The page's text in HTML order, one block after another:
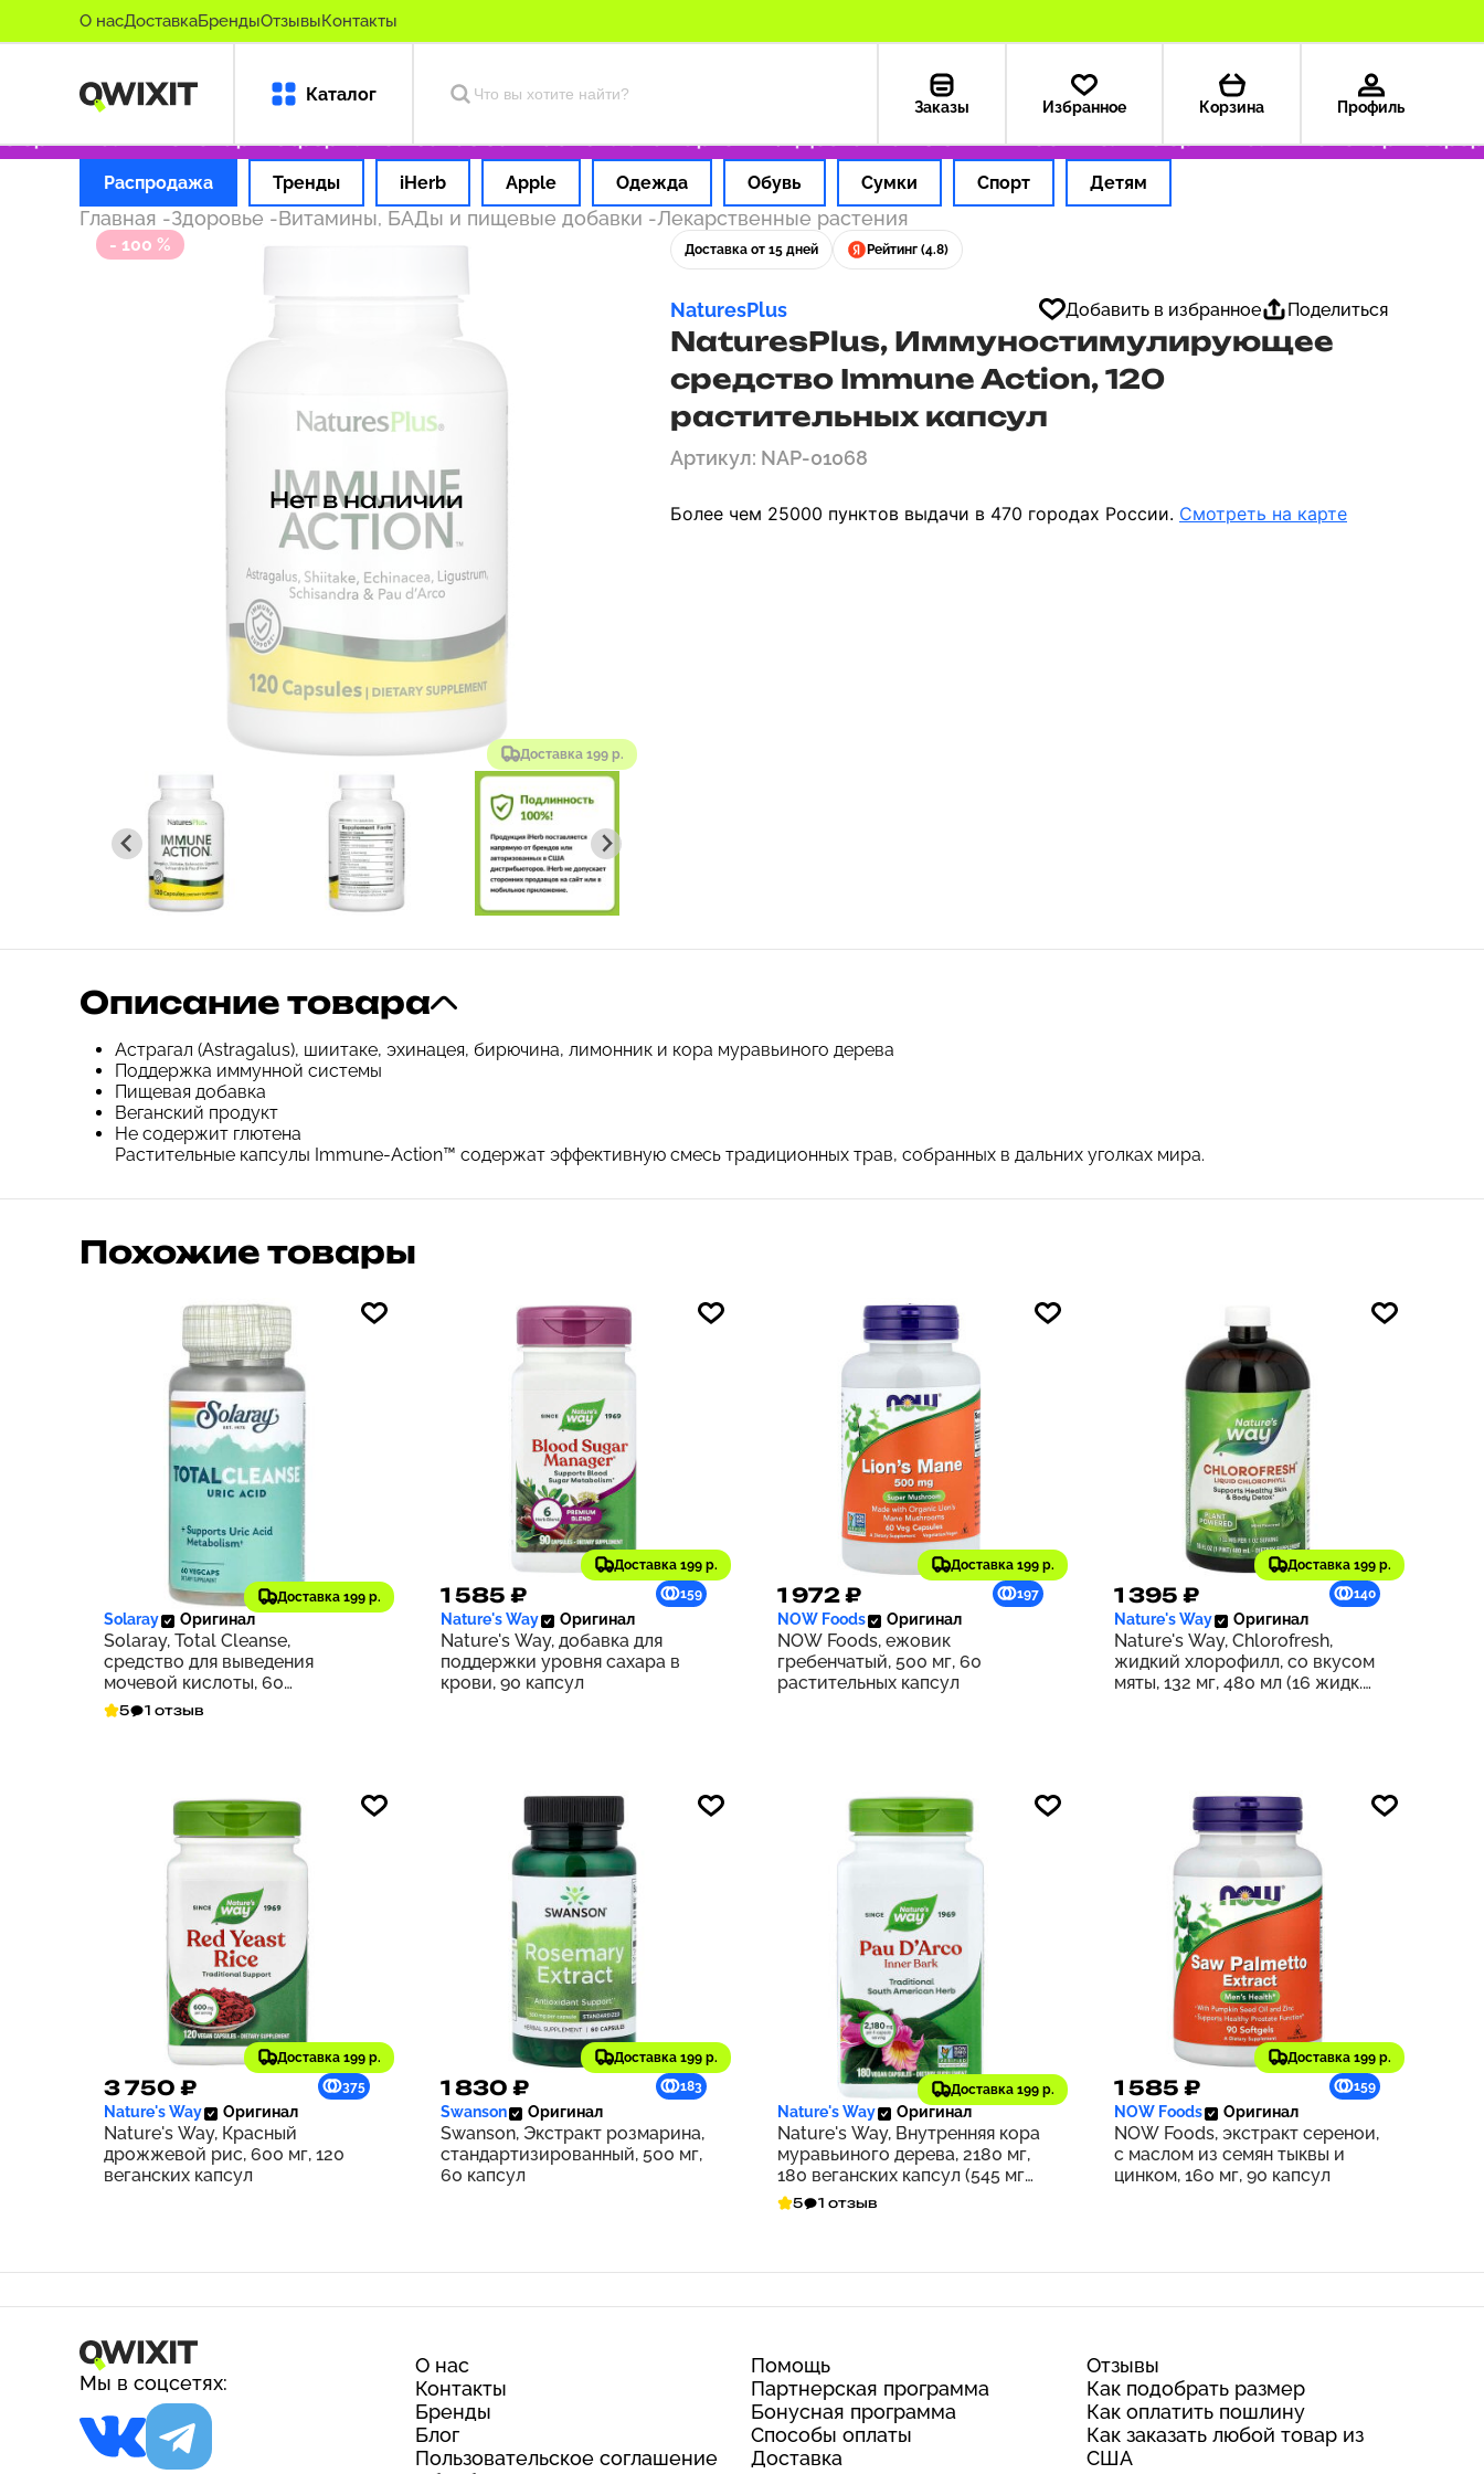
О насДоставкаБрендыОтзывыКонтакты
Каталог
Заказы Избранное Корзина Профиль
товары Оформляем заказ за 1 час Оплата картой РФ Доставка из США — 199 ₽ Только оригинальные товары
Распродажа Тренды iHerb Apple Одежда Обувь Сумки Спорт Детям
Главная -Здоровье -Витамины, БАДы и пищевые добавки -Лекарственные растения
- 100 %
Доставка 199 р.
Нет в наличии
Доставка от 15 дней Рейтинг (4.8)
NaturesPlus Добавить в избранное Поделиться
NaturesPlus, Иммуностимулирующее
средство Immune Action, 120
растительных капсул
Артикул: NAP-01068
Более чем 25000 пунктов выдачи в 470 городах России. Смотреть на карте
Описание товара
Астрагал (Astragalus), шиитаке, эхинацея, бирючина, лимонник и кора муравьиного дерева
Поддержка иммунной системы
Пищевая добавка
Веганский продукт
Не содержит глютена
Растительные капсулы Immune-Action™ содержат эффективную смесь традиционных трав, собранных в дальних уголках мира.
Похожие товары
Доставка 199 р.
3 456 ₽ 346
Solaray Оригинал
Solaray, Total Cleanse,
средство для выведения
мочевой кислоты, 60
растительных капсул
5 1 отзыв
Доставка 199 р.
1 585 ₽ 159
Nature's Way Оригинал
Nature's Way, добавка для
поддержки уровня сахара в
крови, 90 капсул
Доставка 199 р.
1 972 ₽ 197
NOW Foods Оригинал
NOW Foods, ежовик
гребенчатый, 500 мг, 60
растительных капсул
Доставка 199 р.
1 395 ₽ 140
Nature's Way Оригинал
Nature's Way, Chlorofresh,
жидкий хлорофилл, со вкусом
мяты, 132 мг, 480 мл (16 жидк.
Доставка 199 р.
3 750 ₽ 375
Nature's Way Оригинал
Nature's Way, Красный
дрожжевой рис, 600 мг, 120
веганских капсул
Доставка 199 р.
1 830 ₽ 183
Swanson Оригинал
Swanson, Экстракт розмарина,
стандартизированный, 500 мг,
60 капсул
Доставка 199 р.
1 688 ₽ 169
Nature's Way Оригинал
Nature's Way, Внутренняя кора
муравьиного дерева, 2180 мг,
180 веганских капсул (545 мг
на капсулу)
5 1 отзыв
Доставка 199 р.
1 585 ₽ 159
NOW Foods Оригинал
NOW Foods, экстракт серенои,
с маслом из семян тыквы и
цинком, 160 мг, 90 капсул
Мы в соцсетях:
О нас
Контакты
Бренды
Блог
Пользовательское соглашение
Помощь
Партнерская программа
Бонусная программа
Способы оплаты
Доставка
Отзывы
Как подобрать размер
Как оплатить пошлину
Как заказать любой товар из
США